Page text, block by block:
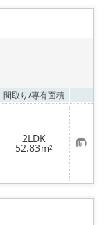
り
間取り/専有面積
2LDK
52.83m² お
気
に
入
り
登